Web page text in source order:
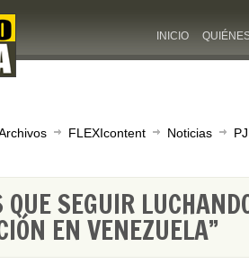
INICIO
FLEXIcontent Noticias
QUE SEGUIR
EN VENEZUELA”